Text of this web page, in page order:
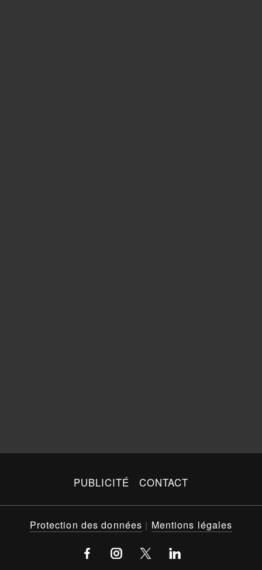
PUBLICITÉ CONTACT
Protection des données | Mentions légales